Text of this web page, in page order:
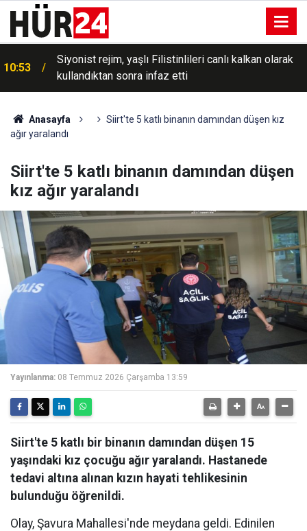
10:53
Siyonist rejim, yaşlı Filistinlileri canlı kalkan olarak
kullandıktan sonra infaz etti
Anasayfa
Siirt'te 5 katlı binanın damından düşen kız
ağır yaralandı
Siirt'te 5 katlı binanın damından düşen
kız ağır yaralandı
Yayınlanma: 08 Temmuz 2026 Çarşamba 13:59
Siirt'te 5 katlı bir binanın damından düşen 15
yaşındaki kız çocuğu ağır yaralandı. Hastanede
tedavi altına alınan kızın hayati tehlikesinin
bulunduğu öğrenildi.
Olay, Şavura Mahallesi'nde meydana geldi. Edinilen